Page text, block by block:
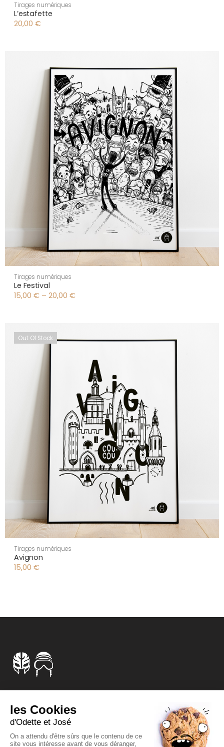
Tirages numériques
L’estafette
20,00 €
Tirages numériques
Le Festival
15,00 € – 20,00 €
Plage
à
20,00 €
Out Of Stock
Tirages numériques
Avignon
15,00 €
Affiches et sérigraphies
Chimères
Qui sont-ils ?